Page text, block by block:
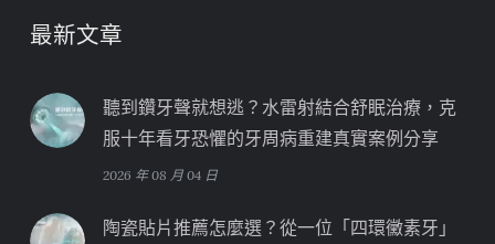
最新文章
聽到鑽牙聲就想逃？水雷射結合舒眠治療，克
服十年看牙恐懼的牙周病重建真實案例分享
2026 年 08 月 04 日
陶瓷貼片推薦怎麼選？從一位「四環黴素牙」